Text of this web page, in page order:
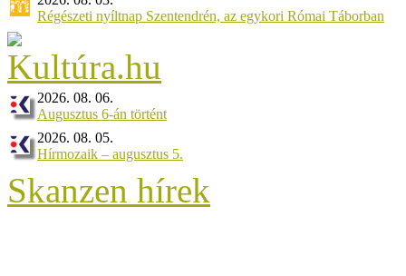
Régészeti nyíltnap Szentendrén, az egykori Római Táborban
2026. 08. 06.
Augusztus 6-án történt
2026. 08. 05.
Hírmozaik – augusztus 5.
Skanzen hírek